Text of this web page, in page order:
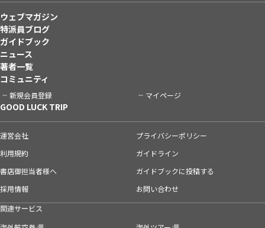
ウェブマガジン
特派員ブログ
ガイドブック
ニュース
著者一覧
コミュニティ
新規会員登録 マイページ
GOOD LUCK TRIP
運営会社
プライバシーポリシー
利用規約
ガイドライン
書店御担当者様へ
ガイドブックに投稿する
採用情報
お問い合わせ
関連サービス